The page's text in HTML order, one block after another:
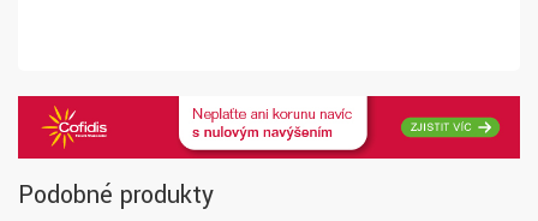
Podobné produkty